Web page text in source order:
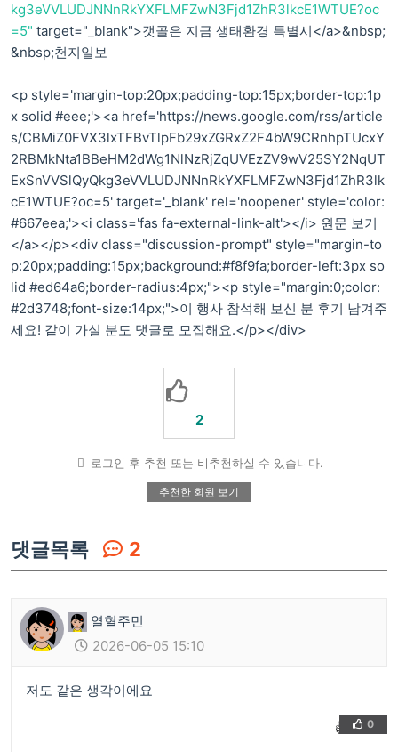
kg3eVVLUDJNNnRkYXFLMFZwN3Fjd1ZhR3lkcE1WTUE?oc
=5" target="_blank">갯골은 지금 생태환경 특별시</a>&nbsp;
&nbsp;천지일보
<p style='margin-top:20px;padding-top:15px;border-top:1p
x solid #eee;'><a href='https://news.google.com/rss/article
s/CBMiZ0FVX3lxTFBvTlpFb29xZGRxZ2F4bW9CRnhpTUcxY
2RBMkNta1BBeHM2dWg1NlNzRjZqUVEzZV9wV25SY2NqUT
ExSnVVSlQyQkg3eVVLUDJNNnRkYXFLMFZwN3Fjd1ZhR3lk
cE1WTUE?oc=5' target='_blank' rel='noopener' style='color:
#667eea;'><i class='fas fa-external-link-alt'></i> 원문 보기
</a></p><div class="discussion-prompt" style="margin-to
p:20px;padding:15px;background:#f8f9fa;border-left:3px so
lid #ed64a6;border-radius:4px;"><p style="margin:0;color:
#2d3748;font-size:14px;">이 행사 참석해 보신 분 후기 남겨주
세요! 같이 가실 분도 댓글로 모집해요.</p></div>
2
로그인 후 추천 또는 비추천하실 수 있습니다.
추천한 회원 보기
댓글목록 2
열혈주민
2026-06-05 15:10
저도 같은 생각이에요
👍 ❤️
0